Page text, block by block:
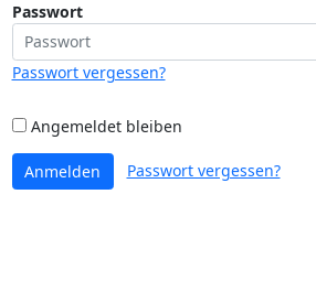
Passwort
Passwort vergessen?
Angemeldet bleiben
Anmelden Passwort vergessen?